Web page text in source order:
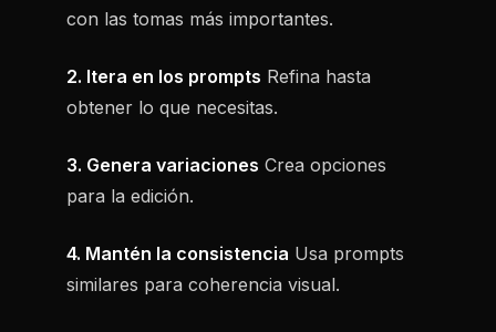
con las tomas más importantes.
2. Itera en los prompts Refina hasta
obtener lo que necesitas.
3. Genera variaciones Crea opciones
para la edición.
4. Mantén la consistencia Usa prompts
similares para coherencia visual.